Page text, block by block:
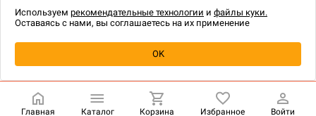
Уведомить о наличии
технологии.
Главная Каталог Корзина Избранное Войти
Используем рекомендательные технологии и файлы куки.
Оставаясь с нами, вы соглашаетесь на их применение
OK